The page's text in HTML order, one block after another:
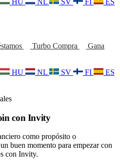
HU NL SV FI
ES
Turbo Compra
Gana
HU NL SV FI
ES
con Invity
como propósito o
buen momento para empezar con
con Invity.